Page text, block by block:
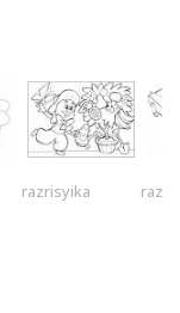
razrisyika